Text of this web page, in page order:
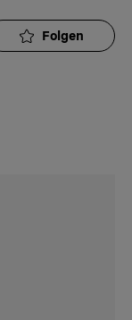
Folgen